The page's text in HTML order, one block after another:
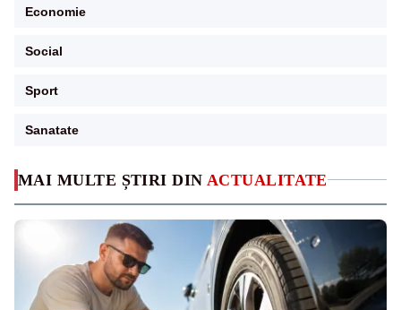
MAI MULTE ȘTIRI DIN ACTUALITATE
Economie
Social
Sport
Sanatate